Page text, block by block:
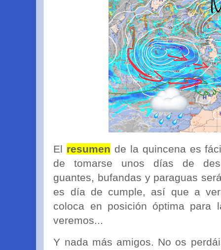
El resumen de la quincena es
de tomarse unos días de
guantes, bufandas y paraguas
es día de cumple, así que a
coloca en posición óptima para
veremos...
Y nada más amigos. No os